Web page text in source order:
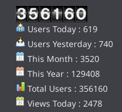
Users Today : 619
Users Yesterday : 740
This Month : 3520
This Year : 129408
Total Users : 356160
Views Today : 2478